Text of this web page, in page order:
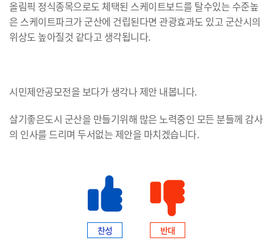
올림픽 정식종목으로도 체택된 스케이트보드를 탈수있는 수준높
은 스케이트파크가 군산에 건립된다면 관광효과도 있고 군산시의
위상도 높아질것 같다고 생각됩니다.
시민제안공모전을 보다가 생각나 제안 내봅니다.
살기좋은도시 군산을 만들기위해 많은 노력중인 모든 분들께 감사
의 인사를 드리며 두서없는 제안을 마치겠습니다.
찬성 반대